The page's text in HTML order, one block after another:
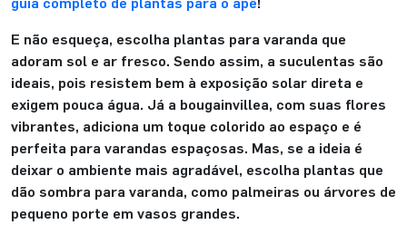
E não esqueça, escolha plantas para varanda que
adoram sol e ar fresco. Sendo assim, a suculentas são
ideais, pois resistem bem à exposição solar direta e
exigem pouca água. Já a bougainvillea, com suas flores
vibrantes, adiciona um toque colorido ao espaço e é
perfeita para varandas espaçosas. Mas, se a ideia é
deixar o ambiente mais agradável, escolha plantas que
dão sombra para varanda, como palmeiras ou árvores de
pequeno porte em vasos grandes.